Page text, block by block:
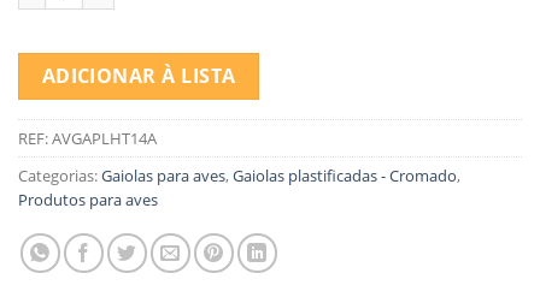
ADICIONAR À LISTA
REF:AVGAPLHT14A
Categorias:Gaiolas para aves,Gaiolas plastificadas - Cromado,
Produtos para aves